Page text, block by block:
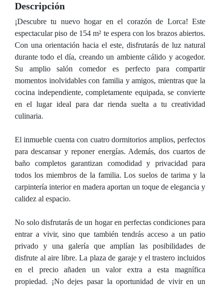
Descripción
¡Descubre tu nuevo hogar en el corazón de Lorca! Este
espectacular piso de 154 m² te espera con los brazos abiertos.
Con una orientación hacia el este, disfrutarás de luz natural
durante todo el día, creando un ambiente cálido y acogedor.
Su amplio salón comedor es perfecto para compartir
momentos inolvidables con familia y amigos, mientras que la
cocina independiente, completamente equipada, se convierte
en el lugar ideal para dar rienda suelta a tu creatividad
culinaria.
El inmueble cuenta con cuatro dormitorios amplios, perfectos
para descansar y reponer energías. Además, dos cuartos de
baño completos garantizan comodidad y privacidad para
todos los miembros de la familia. Los suelos de tarima y la
carpintería interior en madera aportan un toque de elegancia y
calidez al espacio.
No solo disfrutarás de un hogar en perfectas condiciones para
entrar a vivir, sino que también tendrás acceso a un patio
privado y una galería que amplían las posibilidades de
disfrute al aire libre. La plaza de garaje y el trastero incluidos
en el precio añaden un valor extra a esta magnífica
propiedad. ¡No dejes pasar la oportunidad de vivir en un